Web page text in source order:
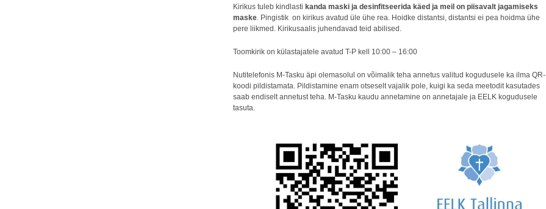
Kirikus tuleb kindlasti kanda maski ja desinfitseerida käed ja meil on piisavalt jagamiseks
maske. Pingistik on kirikus avatud üle ühe rea. Hoidke distantsi, distantsi ei pea hoidma ühe
pere liikmed. Kirikusaalis juhendavad teid abilised.
Toomkirik on külastajatele avatud T-P kell 10:00 – 16:00
Nutitelefonis M-Tasku äpi olemasolul on võimalik teha annetus valitud kogudusele ka ilma QR-
koodi pildistamata. Pildistamine enam otseselt vajalik pole, kuigi ka seda meetodit kasutades
saab endiselt annetust teha. M-Tasku kaudu annetamine on annetajale ja EELK kogudusele
tasuta.